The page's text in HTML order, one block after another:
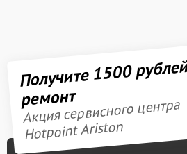
Получите 1500
ремонт
Акция сервисного центра
Hotpoint Ariston